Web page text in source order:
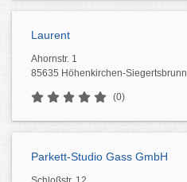
Laurent
Ahornstr. 1
85635 Höhenkirchen-Siegertsbrunn
(0)
Parkett-Studio Gass GmbH